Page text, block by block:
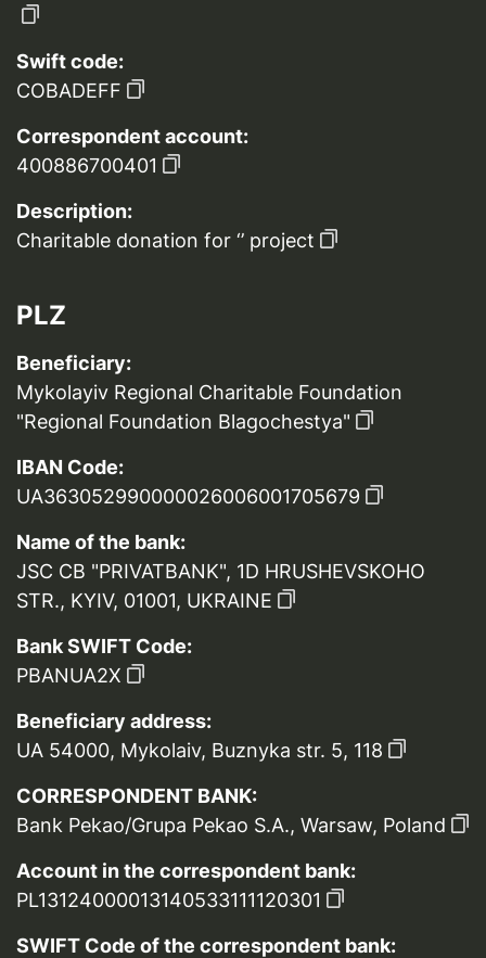
Swift code:
COBADEFF
Correspondent account:
400886700401
Description:
Charitable donation for ‘’ project
PLZ
Beneficiary:
Mykolayiv Regional Charitable Foundation
"Regional Foundation Blagochestya"
IBAN Code:
UA363052990000026006001705679
Name of the bank:
JSC CB "PRIVATBANK", 1D HRUSHEVSKOHO
STR., KYIV, 01001, UKRAINE
Bank SWIFT Code:
PBANUA2X
Beneficiary address:
UA 54000, Mykolaiv, Buznyka str. 5, 118
CORRESPONDENT BANK:
Bank Pekao/Grupa Pekao S.A., Warsaw, Poland
Account in the correspondent bank:
PL13124000013140533111120301
SWIFT Code of the correspondent bank: